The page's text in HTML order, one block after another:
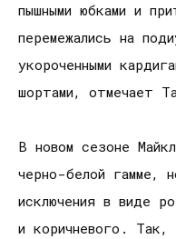
пышными юбками и
перемежались на
укороченными
шортами, отмечает
В новом сезоне
черно-белой гамме,
исключения в виде
и коричневого. Так,